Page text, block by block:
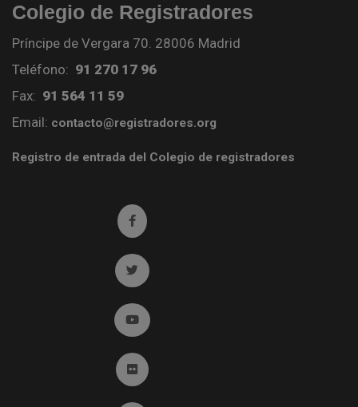
Colegio de Registradores
Príncipe de Vergara 70. 28006 Madrid
Teléfono: 91 270 17 96
Fax: 91 564 11 59
Email: contacto@registradores.org
Registro de entrada del Colegio de registradores
Ir a facebook (abre en ventana nueva)
Ir a twitter (abre en ventana nueva)
Ir a YouTube (abre en ventana nueva)
Ir a Flickr (abre en ventana nueva)